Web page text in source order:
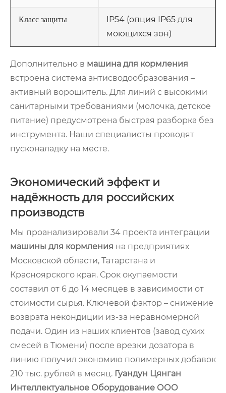
Класс защиты
IP54 (опция IP65 для
моющихся зон)
Дополнительно в машина для кормления
встроена система антисводообразования –
активный ворошитель. Для линий с высокими
санитарными требованиями (молочка, детское
питание) предусмотрена быстрая разборка без
инструмента. Наши специалисты проводят
пусконаладку на месте.
Экономический эффект и
надёжность для российских
производств
Мы проанализировали 34 проекта интеграции
машины для кормления на предприятиях
Московской области, Татарстана и
Красноярского края. Срок окупаемости
составил от 6 до 14 месяцев в зависимости от
стоимости сырья. Ключевой фактор – снижение
возврата некондиции из-за неравномерной
подачи. Один из наших клиентов (завод сухих
смесей в Тюмени) после врезки дозатора в
линию получил экономию полимерных добавок
210 тыс. рублей в месяц. Гуандун Цянган
Интеллектуальное Оборудование ООО